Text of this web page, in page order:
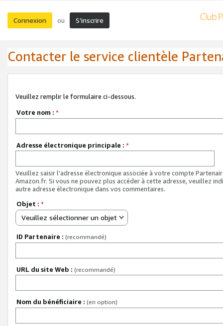
Connexion ou S’inscrire
Contacter le service clientèle
Veuillez remplir le formulaire ci-dessous.
Votre nom : *
Adresse électronique principale : *
Veuillez saisir l'adresse électronique associée à votre compte
Amazon.fr. Si vous ne pouvez plus accéder à cette adresse, veuillez
autre adresse électronique dans vos commentaires.
Objet : *
Veuillez sélectionner un objet
ID Partenaire : (recommandé)
URL du site Web : (recommandé)
Nom du bénéficiaire : (en option)